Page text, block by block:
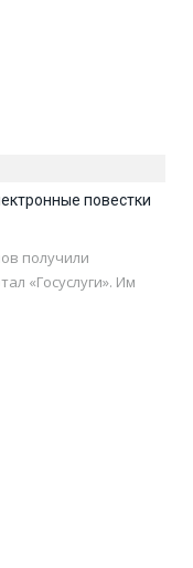
повестки
получили
«Госуслуги». Им